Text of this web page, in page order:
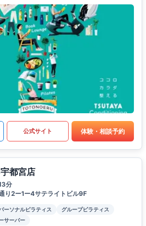
公式サイト 体験・相談予約
都宮店
分
り2ー1ー4サテライトビル9F
ーソナルピラティス
グループピラティス
サーバー